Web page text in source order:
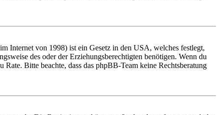
Internet von 1998) ist ein Gesetz in den USA, welches festlegt,
des oder der Erziehungsberechtigten benötigen. Wenn du
Bitte beachte, dass das phpBB-Team keine Rechtsberatung